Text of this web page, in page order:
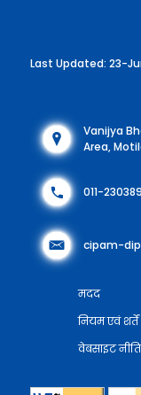
Last Updated: 23-
Vanijya
Area,
011-
cipam-
मदद
नियम एवं शर्तें
वेबसाइट नीति